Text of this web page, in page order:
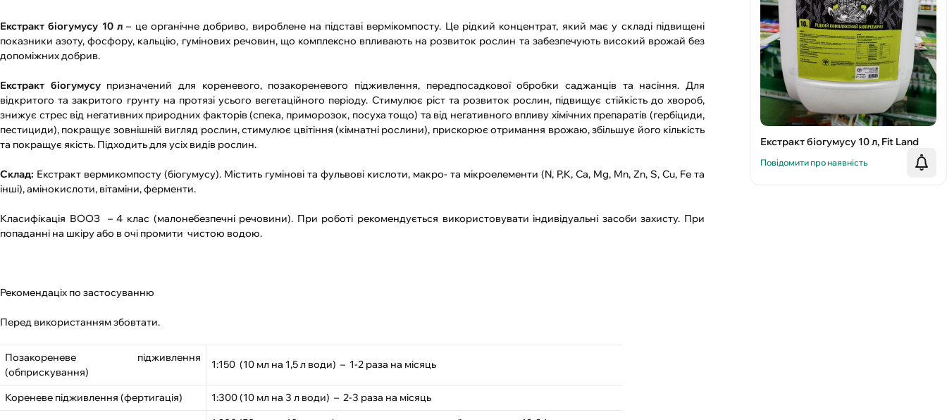
Екстракт біогумусу 10 л– це органічне добриво, вироблене на підставі вермікомпосту. Це рідкий концентрат, який має у складі підвищені
показники азоту, фосфору, кальцію, гумінових речовин, що комплексно впливають на розвиток рослин та забезпечують високий врожай без
допоміжних добрив.
Екстракт біогумусупризначений для кореневого, позакореневого підживлення, передпосадкової обробки саджанців та насіння. Для
відкритого та закритого грунту на протязі усього вегетаційного періоду. Стимулює ріст та розвиток рослин, підвищує стійкість до хвороб,
знижує стрес від негативних природних факторів (спека, приморозок, посуха тощо) та від негативного впливу хімічних препаратів (гербіциди,
пестициди), покращує зовнішній вигляд рослин, стимулює цвітіння (кімнатні рослини), прискорює отримання врожаю, збільшує його кількість
та покращує якість. Підходить для усіх видів рослин.
Склад: Екстракт вермикомпосту (біогумусу). Містить гумінові та фульвові кислоти, макро- та мікроелементи (N, P,K, Ca, Mg, Mn, Zn, S, Cu, Fe та
інші), амінокислоти, вітаміни, ферменти.
Класифікація ВООЗ – 4 клас (малонебезпечні речовини). При роботі рекомендується використовувати індивідуальні засоби захисту. При
попаданні на шкіру або в очі промити чистою водою.
Рекомендаціх по застосуванню
Перед використанням збовтати.
Позакореневе підживлення
(обприскування)
1:150 (10 мл на 1,5 л води) – 1-2 раза на місяць
Кореневе підживлення (фертигація) 1:300 (10 мл на 3 л води) – 2-3 раза на місяць
Екстракт біогумусу 10 л, Fit Land
Повідомити про наявність